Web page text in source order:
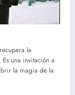
la
una invitación a
la magia de la